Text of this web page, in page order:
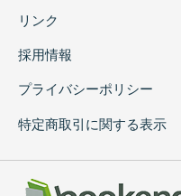
リンク
採用情報
プライバシーポリシー
特定商取引に関する表示